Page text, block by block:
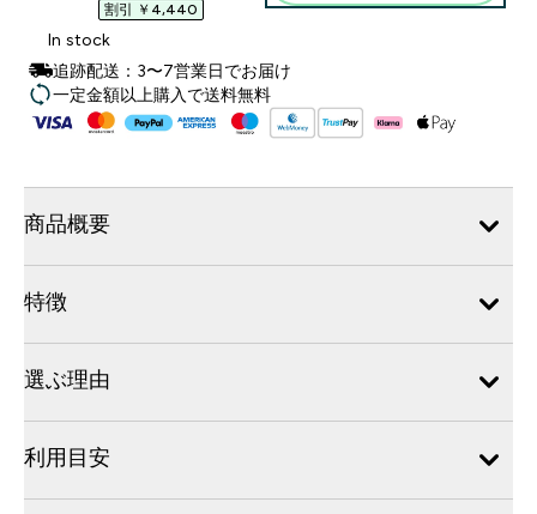
割引 ￥4,440‎
In stock
追跡配送：3〜7営業日でお届け
一定金額以上購入で送料無料
商品概要
特徴
選ぶ理由
利用目安